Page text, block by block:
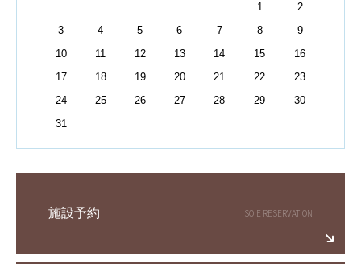
1
2
3
4 5 6 7 8
9
10
11 12 13 14 15
16
17
18 19 20 21 22
23
24
25 26 27 28 29
30
31
施設予約